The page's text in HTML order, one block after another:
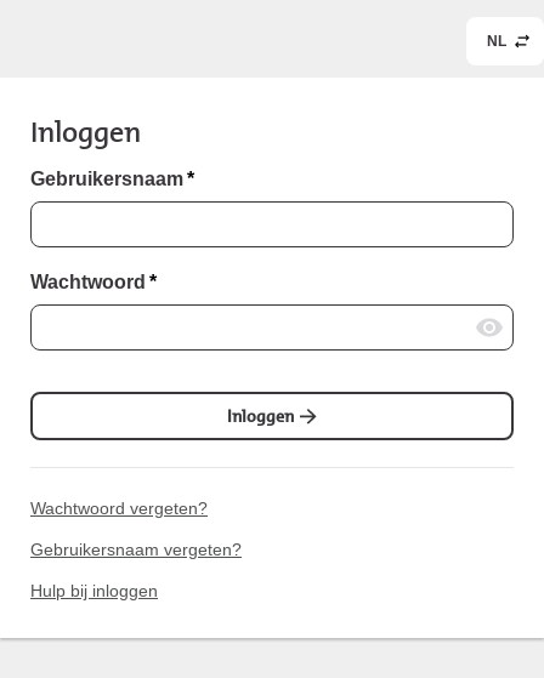
NL
Inloggen
Gebruikersnaam*
Wachtwoord *
Inloggen
Wachtwoord vergeten?
Gebruikersnaam vergeten?
Hulp bij inloggen